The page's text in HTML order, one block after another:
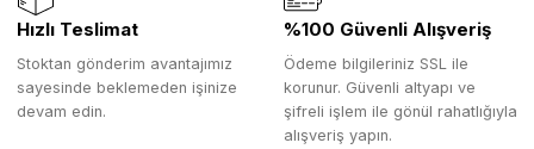
Hızlı Teslimat
Stoktan gönderim avantajımız
sayesinde beklemeden işinize
devam edin.
%100 Güvenli Alışveriş
Ödeme bilgileriniz SSL ile
korunur. Güvenli altyapı ve
şifreli işlem ile gönül rahatlığıyla
alışveriş yapın.